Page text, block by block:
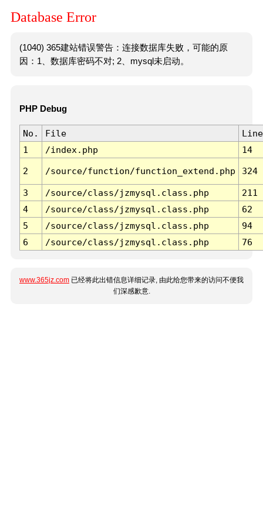
Database Error
(1040) 365建站错误警告：连接数据库失败，可能的原
因：1、数据库密码不对; 2、mysql未启动。
PHP Debug
No. File
Line
1
/index.php 14
2 /source/function/function_extend.php 324
3 /source/class/jzmysql.class.php
211
4
/source/class/jzmysql.class.php
62
5
/source/class/jzmysql.class.php
94
6
/source/class/jzmysql.class.php 76
www.365jz.com 已经将此出错信息详细记录, 由此给您带来的访问不便我
们深感歉意.